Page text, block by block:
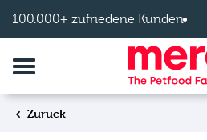
100.000+ zufriedene Kunden
Navigation umschalten
Zurück